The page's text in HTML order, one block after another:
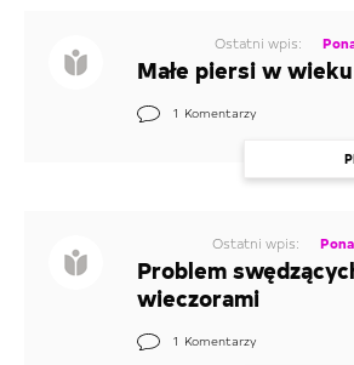
ANTYKONCEPCJA
CIĄŻA
WAGA
Ostatni wpis:
Małe piersi w
1 Komentarzy
Ostatni wpis:
Problem
wieczorami
1 Komentarzy